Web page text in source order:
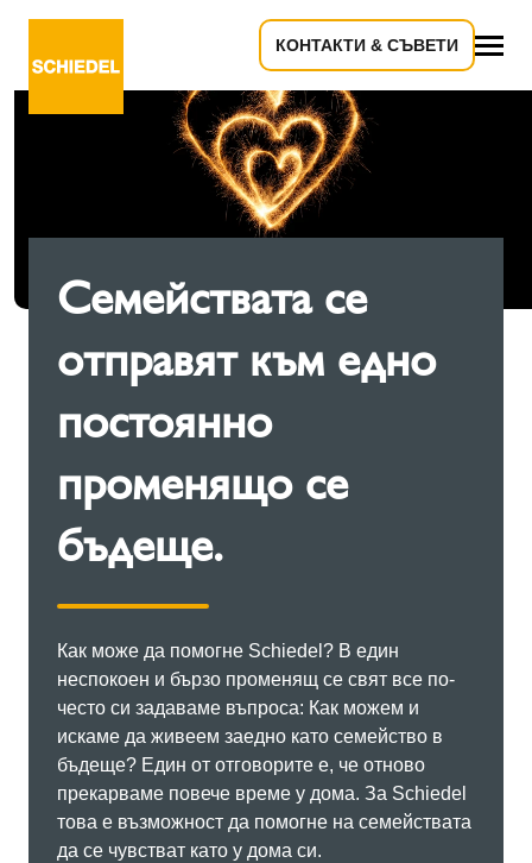
КОНТАКТИ & СЪВЕТИ
Семействата се
отправят към едно
постоянно
променящо се
бъдеще.
Как може да помогне Schiedel? В един
неспокоен и бързо променящ се свят все по-
често си задаваме въпроса: Как можем и
искаме да живеем заедно като семейство в
бъдеще? Един от отговорите е, че отново
прекарваме повече време у дома. За Schiedel
това е възможност да помогне на семействата
да се чувстват като у дома си.